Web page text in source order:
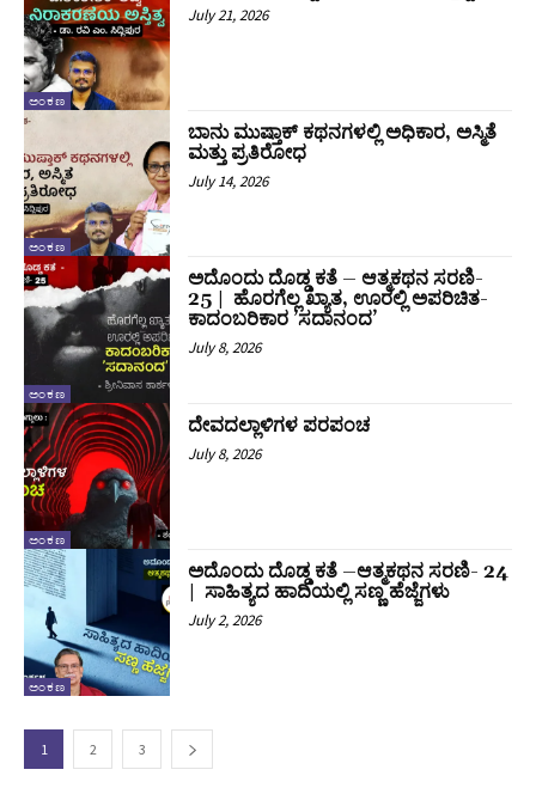
ಅಂಕಣ
July 21, 2026
ಅಂಕಣ
ಬಾನು ಮುಷ್ತಾಕ್ ಕಥನಗಳಲ್ಲಿ ಅಧಿಕಾರ, ಅಸ್ಮಿತೆ
ಮತ್ತು ಪ್ರತಿರೋಧ
July 14, 2026
ಅಂಕಣ
ಅದೊಂದು ದೊಡ್ಡ ಕತೆ – ಆತ್ಮಕಥನ ಸರಣಿ-
25 | ಹೊರಗೆಲ್ಲ ಖ್ಯಾತ, ಊರಲ್ಲಿ ಅಪರಿಚಿತ-
ಕಾದಂಬರಿಕಾರ ʼಸದಾನಂದʼ
July 8, 2026
ಅಂಕಣ
ದೇವದಲ್ಲಾಳಿಗಳ ಪರಪಂಚ
July 8, 2026
ಅಂಕಣ
ಅದೊಂದು ದೊಡ್ಡ ಕತೆ –ಆತ್ಮಕಥನ ಸರಣಿ- 24
| ಸಾಹಿತ್ಯದ ಹಾದಿಯಲ್ಲಿ ಸಣ್ಣ ಹೆಜ್ಜೆಗಳು
July 2, 2026
1 2 3